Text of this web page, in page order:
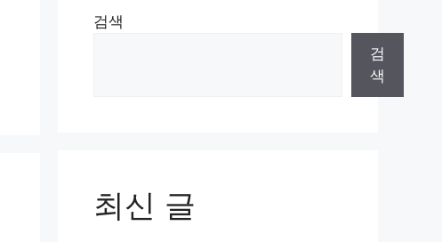
검색
검
색
최신 글